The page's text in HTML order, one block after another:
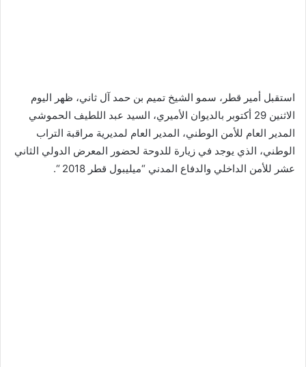
استقبل أمير قطر، سمو الشيخ تميم بن حمد آل ثاني، ظهر اليوم
الاثنين 29 أكتوبر بالديوان الأميري، السيد عبد اللطيف الحموشي
المدير العام للأمن الوطني، المدير العام لمديرية مراقبة التراب
الوطني، الذي يوجد في زيارة للدوحة لحضور المعرض الدولي الثاني
عشر للأمن الداخلي والدفاع المدني “ميليبول قطر 2018 “.